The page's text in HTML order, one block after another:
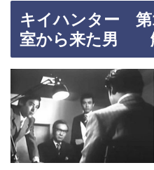
キイハンター
室から来た男